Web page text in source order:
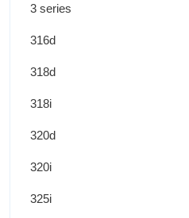
3 series
316d
318d
318i
320d
320i
325i